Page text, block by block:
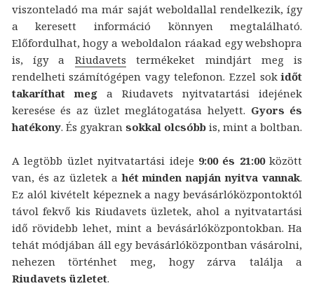
viszonteladó ma már saját weboldallal rendelkezik, így
a keresett információ könnyen megtalálható.
Előfordulhat, hogy a weboldalon ráakad egy webshopra
is, így a Riudavets termékeket mindjárt meg is
rendelheti számítógépen vagy telefonon. Ezzel sokidőt
takaríthat mega Riudavets nyitvatartási idejének
keresése és az üzlet meglátogatása helyett. Gyors és
hatékony. És gyakran sokkal olcsóbbis, mint a boltban.
A legtöbb üzlet nyitvatartási ideje 9:00 és 21:00között
van, és az üzletek ahét minden napján nyitva vannak.
Ez alól kivételt képeznek a nagy bevásárlóközpontoktól
távol fekvő kis Riudavets üzletek, ahol a nyitvatartási
idő rövidebb lehet, mint a bevásárlóközpontokban. Ha
tehát módjában áll egy bevásárlóközpontban vásárolni,
nehezen történhet meg, hogy zárva találja a
Riudavets üzletet.